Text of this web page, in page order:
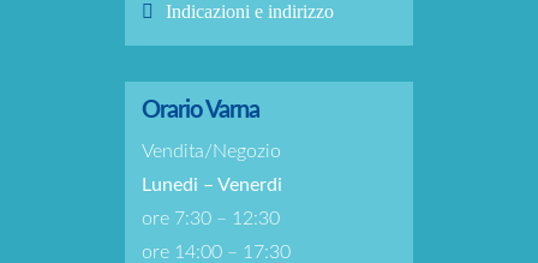
Indicazioni e indirizzo
Orario Varna
Vendita/Negozio
Lunedi – Venerdi
ore 7:30 – 12:30
ore 14:00 – 17:30